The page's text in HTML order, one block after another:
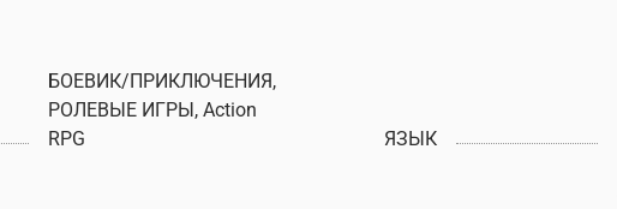
БОЕВИК/ПРИКЛЮЧЕНИЯ,
РОЛЕВЫЕ ИГРЫ, Action
RPG
ЯЗЫК